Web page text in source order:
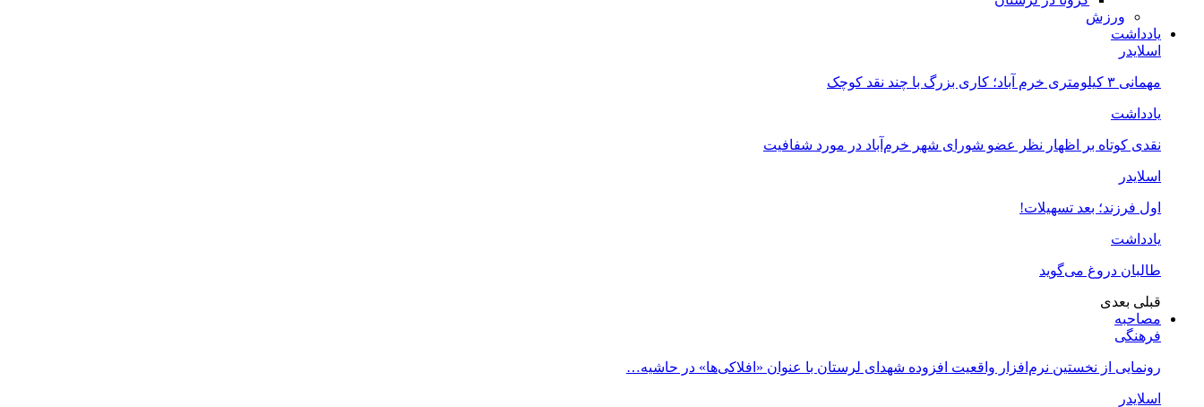
ورزش
یادداشت
اسلایدر
مهمانی ۳ کیلومتری خرم آباد؛ کاری بزرگ با چند نقد کوچک
یادداشت
نقدی کوتاه بر اظهار نظر عضو شورای شهر خرم‌آباد در مورد شفافیت
اسلایدر
اول فرزند؛ بعد تسهیلات!
یادداشت
طالبان دروغ می‌گوید
قبلی بعدی
مصاحبه
فرهنگی
رونمایی از نخستین نرم‌افزار واقعیت افزوده شهدای لرستان با عنوان «افلاکی‌ها» در حاشیه…
اسلایدر